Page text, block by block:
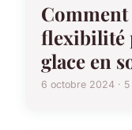
flexibilité
glace en
6 octobre 2024 · 5